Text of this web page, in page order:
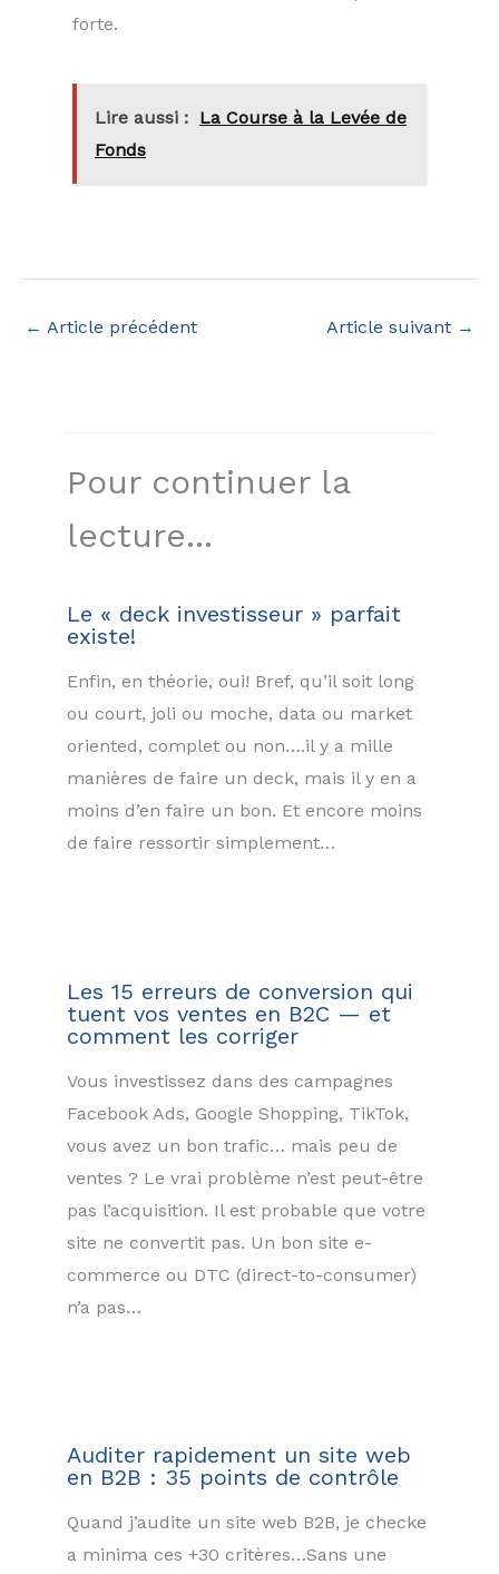
forte.
Lire aussi : La Course à la Levée de
Fonds
← Article précédent Article suivant →
Pour continuer la
lecture...
Le « deck investisseur » parfait
existe!
Enfin, en théorie, oui! Bref, qu’il soit long
ou court, joli ou moche, data ou market
oriented, complet ou non….il y a mille
manières de faire un deck, mais il y en a
moins d’en faire un bon. Et encore moins
de faire ressortir simplement…
Les 15 erreurs de conversion qui
tuent vos ventes en B2C — et
comment les corriger
Vous investissez dans des campagnes
Facebook Ads, Google Shopping, TikTok,
vous avez un bon trafic… mais peu de
ventes ? Le vrai problème n’est peut-être
pas l’acquisition. Il est probable que votre
site ne convertit pas. Un bon site e-
commerce ou DTC (direct-to-consumer)
n’a pas…
Auditer rapidement un site web
en B2B : 35 points de contrôle
Quand j’audite un site web B2B, je checke
a minima ces +30 critères…Sans une